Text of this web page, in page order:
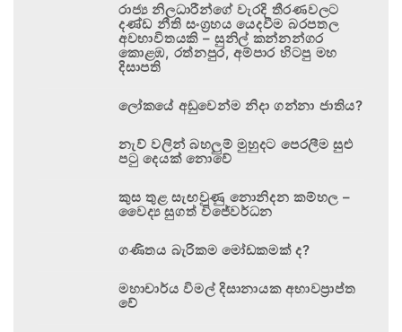
රාජ්‍ය නිලධාරීන්ගේ වැරදි තීරණවලට
දණ්ඩ නීති සංග්‍රහය යෙදවීම බරපතල
අවභාවිතයකි – සුනිල් කන්නන්ගර
කොළඹ, රත්නපුර, අම්පාර හිටපු මහ
දිසාපති
ලෝකයේ අඩුවෙන්ම නිදා ගන්නා ජාතිය?
නැව් වලින් බහලුම් මුහුදට පෙරලීම සුළු
පටු දෙයක් නොවේ
කුස තුළ සැඟවුණු නොනිදන කම්හල –
වෛද්‍ය සුගත් විජේවර්ධන
ගණිතය බැරිකම මෝඩකමක් ද?
මහාචාර්ය විමල් දිසානායක අභාවප්‍රාප්ත
වේ